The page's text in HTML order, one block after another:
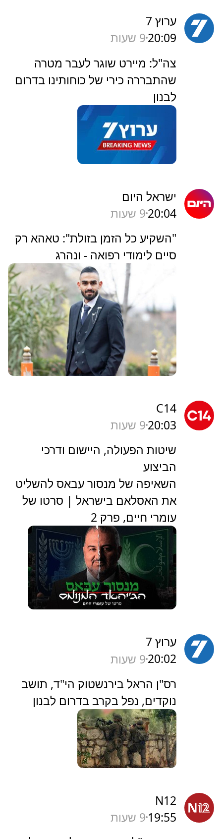
ערוץ 7
20:099 שעות
‏צה"ל: מיירט שוגר לעבר מטרה
שהתבררה כירי של כוחותינו בדרום
לבנון
ישראל היום
20:049 שעות
"השקיע כל הזמן בזולת": טאהא רק
סיים לימודי רפואה - ונהרג
C14
20:039 שעות
שיטות הפעולה, היישום ודרכי
הביצוע
השאיפה של מנסור עבאס להשליט
את האסלאם בישראל | סרטו של
עומרי חיים, פרק 2
ערוץ 7
20:029 שעות
‏רס"ן הראל בירנשטוק הי"ד, תושב
נוקדים, נפל בקרב בדרום לבנון
N12
19:55 9 שעות